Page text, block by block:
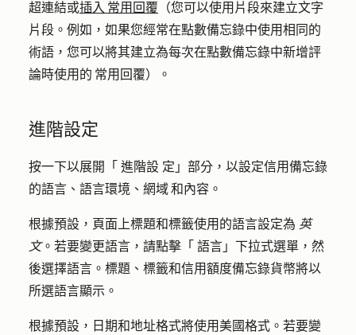
超連結或插入 常用回覆 （您可以使用片段來建立文字
片段。例如，如果您經常在點數備忘錄中使用相同的
術語，您可以將其建立為每次在點數備忘錄中新增評
論時使用的 常用回覆）。
進階設定
按一下以展開「 進階設 定」部分，以設定信用備忘錄
的語言、語言環境、網域 和內容。
根據預設，頁面上標題和標籤使用的語言設定為 英
文。若要變更語言，請點擊「 語言 」下拉式選單，然
後選擇語言 。標題、標籤和信用額度備忘錄貨幣將以
所選語言顯示。
根據預設，日期和地址格式將使用美國格式。若要變